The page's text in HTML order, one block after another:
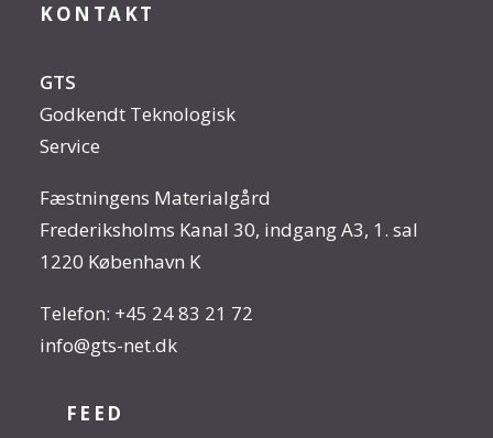
KONTAKT
GTS
Godkendt Teknologisk
Service
Fæstningens Materialgård
Frederiksholms Kanal 30, indgang A3, 1. sal
1220 København K
Telefon: +45 24 83 21 72
info@gts-net.dk
FEED